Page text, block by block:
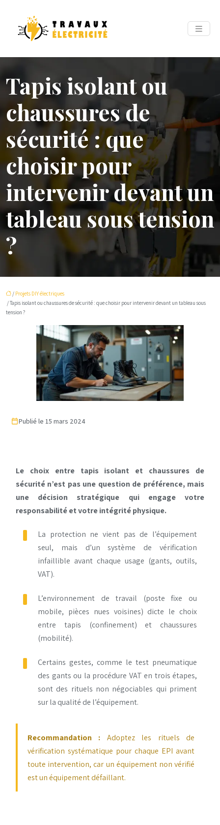
Tapis isolant ou
chaussures de
sécurité : que
choisir pour
intervenir devant un
tableau sous tension
?
/ Projets DIY électriques
/ Tapis isolant ou chaussures de sécurité : que choisir pour intervenir devant un tableau sous
tension ?
Publié le 15 mars 2024
Le choix entre tapis isolant et chaussures de
sécurité n’est pas une question de préférence, mais
une décision stratégique qui engage votre
responsabilité et votre intégrité physique.
La protection ne vient pas de l’équipement
seul, mais d’un système de vérification
infaillible avant chaque usage (gants, outils,
VAT).
L’environnement de travail (poste fixe ou
mobile, pièces nues voisines) dicte le choix
entre tapis (confinement) et chaussures
(mobilité).
Certains gestes, comme le test pneumatique
des gants ou la procédure VAT en trois étapes,
sont des rituels non négociables qui priment
sur la qualité de l’équipement.
Recommandation : Adoptez les rituels de
vérification systématique pour chaque EPI avant
toute intervention, car un équipement non vérifié
est un équipement défaillant.